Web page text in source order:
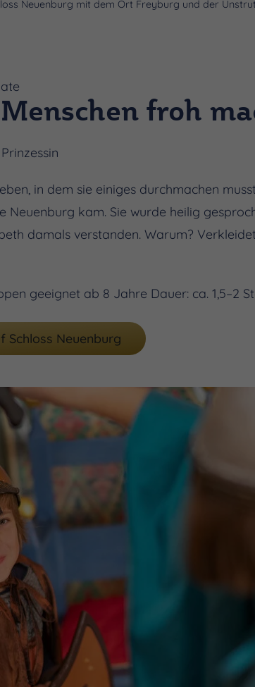
Neuenburg mit dem Ort Freyburg und der Unstrut
froh
in dem sie einiges durchmachen
Neuenburg kam. Sie wurde heilig
damals verstanden. Warum?
geeignet ab 8 Jahre Dauer: ca. 1,5–2
Schloss Neuenburg